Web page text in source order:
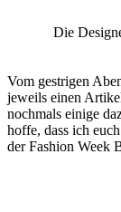
Die
Vom gestrigen
jeweils einen
nochmals einige
hoffe, dass ich
der Fashion Week